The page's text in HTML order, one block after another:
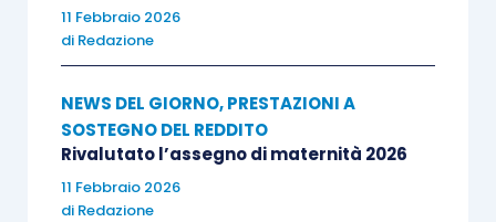
11 Febbraio 2026
di Redazione
NEWS DEL GIORNO,PRESTAZIONI A
SOSTEGNO DEL REDDITO
Rivalutato l’assegno di maternità 2026
11 Febbraio 2026
di Redazione